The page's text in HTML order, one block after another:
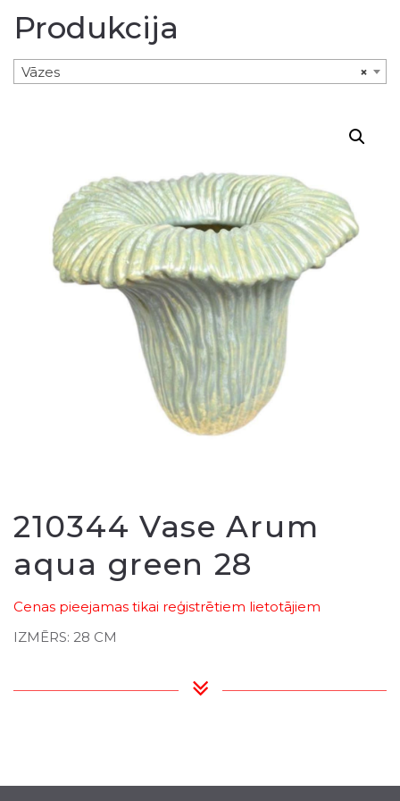
Produkcija
×
Vāzes
210344 Vase Arum
aqua green 28
Cenas pieejamas tikai reģistrētiem lietotājiem
IZMĒRS: 28 CM